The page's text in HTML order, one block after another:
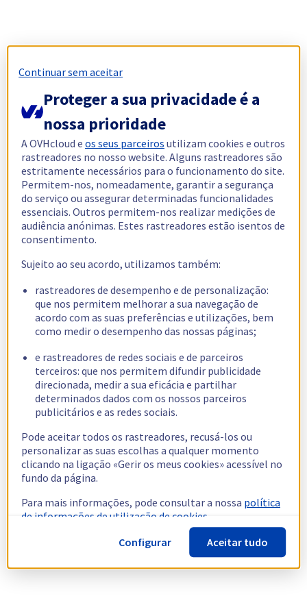
Continuar sem aceitar
Proteger a sua privacidade é a
nossa prioridade
A OVHcloud eos seus parceiros utilizam cookies e outros
rastreadores no nosso website. Alguns rastreadores são
estritamente necessários para o funcionamento do site.
Permitem-nos, nomeadamente, garantir a segurança
do serviço ou assegurar determinadas funcionalidades
essenciais. Outros permitem-nos realizar medições de
audiência anónimas. Estes rastreadores estão isentos de
consentimento.
Sujeito ao seu acordo, utilizamos também:
rastreadores de desempenho e de personalização:
que nos permitem melhorar a sua navegação de
acordo com as suas preferências e utilizações, bem
como medir o desempenho das nossas páginas;
e rastreadores de redes sociais e de parceiros
terceiros: que nos permitem difundir publicidade
direcionada, medir a sua eficácia e partilhar
determinados dados com os nossos parceiros
publicitários e as redes sociais.
Pode aceitar todos os rastreadores, recusá-los ou
personalizar as suas escolhas a qualquer momento
clicando na ligação «Gerir os meus cookies» acessível no
fundo da página.
Para mais informações, pode consultar a nossa política
de informações de utilização de cookies.
Configurar
Aceitar tudo